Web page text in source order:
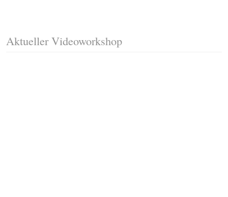
Aktueller Videoworkshop